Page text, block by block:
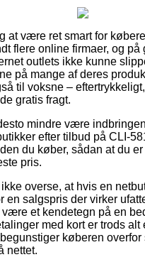
at være ret smart for
flere online firmaer, og på
outlets ikke kunne
på mange af deres
til voksne –
gratis fragt.
mindre være
efter tilbud på CLI-
du køber, sådan at du
pris.
overse, at hvis en
en salgspris der virker
et kendetegn på en
med kort er trods alt
køberen overfor
nettet.